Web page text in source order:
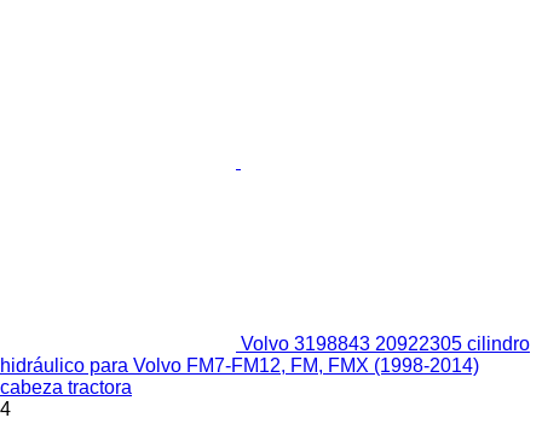
Volvo 3198843 20922305 cilindro
hidráulico para Volvo FM7-FM12, FM, FMX (1998-2014)
cabeza tractora
4